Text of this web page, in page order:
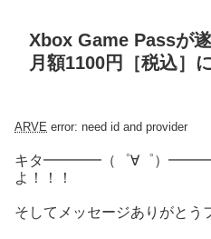
Xbox Game Passが
月額1100円［税込］
ARVE error: need id and provider
キタ━━━━（゜∀゜）━━━━
よ！！！
そしてメッセージありがとう